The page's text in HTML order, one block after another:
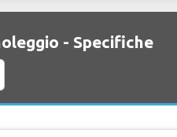
- Specifiche